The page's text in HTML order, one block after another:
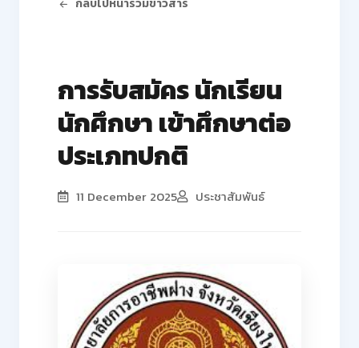
กลับไปหน้ารวมข่าวสาร
การรับสมัคร นักเรียน
นักศึกษา เข้าศึกษาต่อ
ประเภทปกติ
11 December 2025 ประชาสัมพันธ์